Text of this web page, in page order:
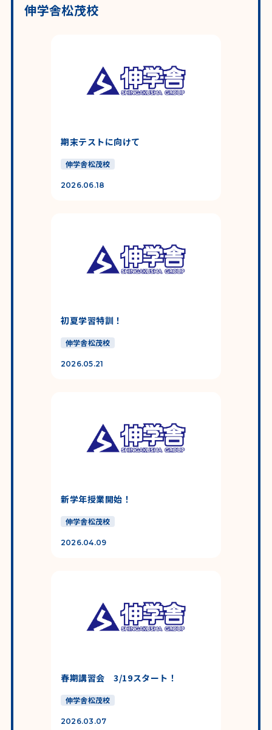
伸学舎松茂校
期末テストに向けて
伸学舎松茂校
2026.06.18
初夏学習特訓！
伸学舎松茂校
2026.05.21
新学年授業開始！
伸学舎松茂校
2026.04.09
春期講習会 3/19スタート！
伸学舎松茂校
2026.03.07